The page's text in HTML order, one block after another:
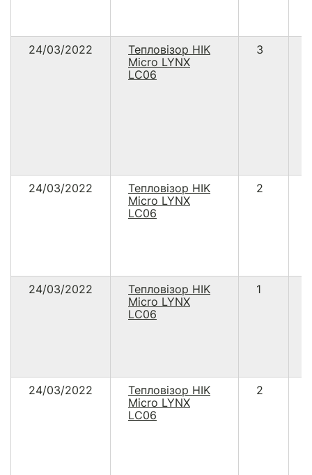
24/03/2022
Тепловізор HIK
Micro LYNX
LC06
3
24/03/2022
Тепловізор HIK
Micro LYNX
LC06
2
24/03/2022
Тепловізор HIK
Micro LYNX
LC06
1
24/03/2022
Тепловізор HIK
Micro LYNX
LC06
2